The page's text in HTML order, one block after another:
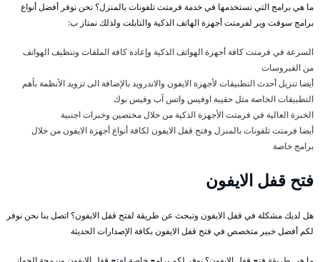
ما هي برامج التي نستخدمها في خدمة فرمتت تلفونات بالمنزل؟ نحن نوفر أفضل أنواع
برامج سوفت وير لفرمتت أجهزة الهاتف الذكية والتابلت ولذلك نمتاز ب:
السرعة في فرمتت كافة أجهزة الهواتف الذكية وإعادة كافة الملفات وتنظيف الهواتف
من الفيروسات
أيضا تنزيل أحدث التطبيقات لأجهزة الايفون والاندرويد بالإضافة الى تزويد الأنظمة بأهم
التطبيقات الخاصة مثل حقيبة اوفيس واتس آب وفيس بوك
الخبرة العالية في فرمتت الأجهزة الذكية من خلال مختصين وخبرات اجنبية
أيضا فرمتت تلفونات بالمنزل وفتح قفل الايفون لكافة أنواع أجهزة الايفون من خلال
برامج خاصة
فتح قفل الايفون
هل لديك مشكلة في قفل الايفون وتبحث عن طريقة لفتح قفل الايفون؟ اتصل بنا نحن نوفر
لكم أفضل خبير متخصص في فتح قفل الايفون بكافة الإصدارات الحديثة